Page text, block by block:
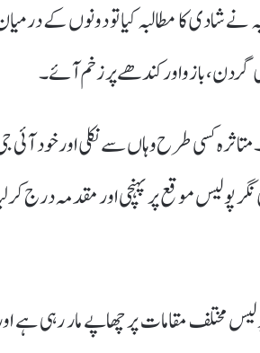
شادی کا مطالبہ کیا تو دونوں کے
گردن، بازو اور کندھے پر زخم آئے۔
کسی طرح وہاں سے نکلی اور خود آئی
پولیس موقع پر پہنچی اور مقدمہ درج
مختلف مقامات پر چھاپے مار رہی ہے